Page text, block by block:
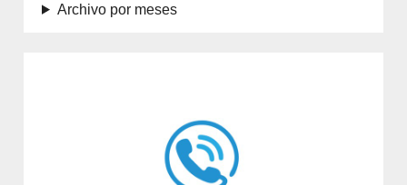
Archivo por meses